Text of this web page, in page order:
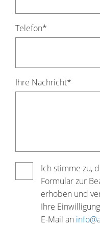
Pflichtfeld
Telefon*
Pflichtfeld
Ihre Nachricht*
PflichtfeldIch stimme zu,
Formular zur
erhoben und
Ihre
E-Mail an